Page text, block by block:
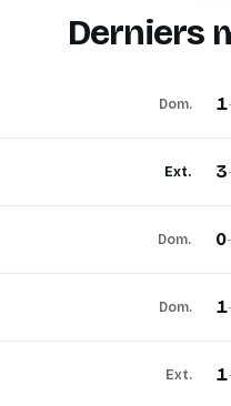
Derniers
Dom. 1
Ext. 3
Dom. 0
Dom. 1
Ext. 1